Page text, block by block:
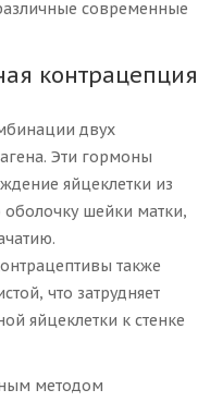
современные
контрацепция
двух
Эти гормоны
яйцеклетки из
оболочку шейки матки,
также
что затрудняет
яйцеклетки к стенке
методом